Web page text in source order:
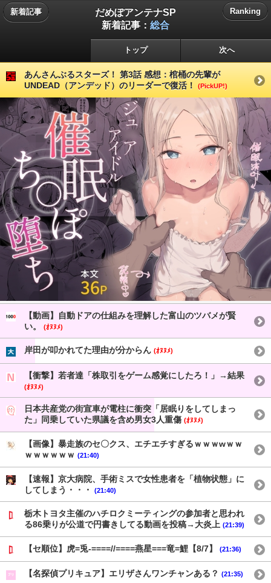
新着記事
だめぽアンテナSP
新着記事： 総合
Ranking
トップ 次へ
あんさんぶるスターズ！ 第3話 感想：棺桶の先輩が
UNDEAD（アンデッド）のリーダーで復活！
(PickUP!)
【動画】自動ドアの仕組みを理解した富山のツバメが賢
い。
(ｵﾇﾇﾒ)
岸田が叩かれてた理由が分からん (ｵﾇﾇﾒ)
【衝撃】若者達「株取引をゲーム感覚にしたろ！」→結果
(ｵﾇﾇﾒ)
日本共産党の街宣車が電柱に衝突「居眠りをしてしまっ
た」同乗していた県議を含め男女3人重傷 (ｵﾇﾇﾒ)
【画像】暴走族のセ〇クス、エチエチすぎるｗｗｗwｗｗ
ｗｗｗｗｗｗ (21:40)
【速報】京大病院、手術ミスで女性患者を「植物状態」に
してしまう・・・
(21:40)
栃木トヨタ主催のハチロクミーティングの参加者と思われ
る86乗りが公道で円書きしてる動画を投稿→大炎上 (21:39)
【セ順位】虎=兎-====//====燕星===竜=鯉【8/7】 (21:36)
【名探偵プリキュア】エリザさんワンチャンある？ (21:35)